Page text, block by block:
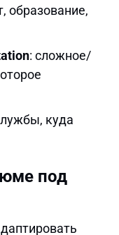
образование,
: сложное/
куда
под